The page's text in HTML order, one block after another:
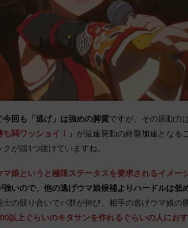
今回も「逃げ」は強めの脚質ですが、その原動力
ち鬨ワッショイ！」 が最速発動の終盤加速となる
が頭1つ抜けていますね。
マ娘というと極限ステータスを要求されるイメー
強いので、他の逃げウマ娘候補よりハードルは低
士の競り合いでバ群が伸び、相手の逃げウマ娘の
以上ぐらいのキタサンを作れるぐらいの人にお